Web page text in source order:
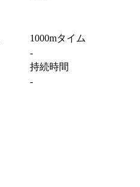
1000mタイム
-
持続時間
-